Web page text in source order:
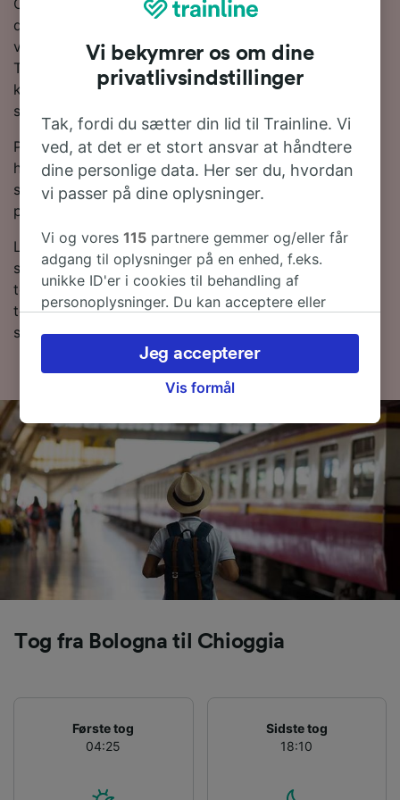
Omkring 10 tog om dagen kører de 108 km mellem
disse to destinationer. Du skal foretage 1 skifte på
vejen. Tog på denne rute betjenes som regel af enten
Trenitalia eller Italo. Om bord vil du finde moderne og
komfortable pladser og rigeligt med plads til bagage
som standard.
Planlæg din rejse og bestil dine togbilletter i forvejen,
hvis du vil have fat i de billigste billetter. Bare lav en
søgning i vores Rejseplanlægger for at se de seneste
priser for tog fra Bologna til Chioggia.
Læs mere om togrejsen til Chioggia samt de ofte
stillede spørgsmål, togplaner med de første og sidste
togtider og tips til, hvordan du bestiller billige
togbilletter. Hvis du er klar til at bestille, så lav en
søgning efter billetter med os i dag.
Tog fra Bologna til Chioggia
Første tog
04:25
Sidste tog
18:10
Vi bekymrer os om dine
privatlivsindstillinger
Tak, fordi du sætter din lid til Trainline. Vi
ved, at det er et stort ansvar at håndtere
dine personlige data. Her ser du, hvordan
vi passer på dine oplysninger.
Vi og vores115 partnere gemmer og/eller får
adgang til oplysninger på en enhed, f.eks.
unikke ID'er i cookies til behandling af
personoplysninger. Du kan acceptere eller
herunder din ret til at gøre indsigelse, hvor
legitim interesse bruges, eller når som helst på
siden om privatlivspolitik. Disse valg
browsingdata. Dine data vil ikke blive brugt til
sporingsformål, hvis du har bedt os om ikke at
spore dig.
Vi og vores partnere behandler data for at
levere:
Bruge præcise geografiske
placeringsoplysninger. Aktivt scanne
enhedskarakteristika til identifikation.
Opbevare og/eller tilgå oplysninger på en
annoncerings- og indholdsmåling,
målgruppeundersøgelser og udvikling af
Vis formål
Jeg accepterer